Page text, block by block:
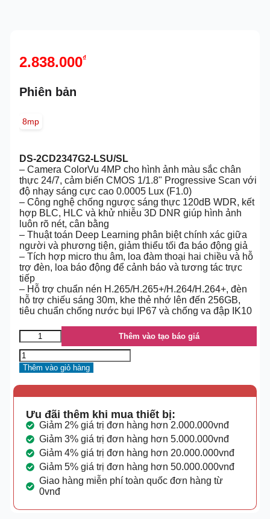
2.838.000₫
Phiên bản
8mp
DS-2CD2347G2-LSU/SL
– Camera ColorVu 4MP cho hình ảnh màu sắc chân
thực 24/7, cảm biến CMOS 1/1.8" Progressive Scan với
độ nhạy sáng cực cao 0.0005 Lux (F1.0)
– Công nghệ chống ngược sáng thực 120dB WDR, kết
hợp BLC, HLC và khử nhiễu 3D DNR giúp hình ảnh
luôn rõ nét, cân bằng
– Thuật toán Deep Learning phân biệt chính xác giữa
người và phương tiện, giảm thiểu tối đa báo động giả
– Tích hợp micro thu âm, loa đàm thoại hai chiều và hỗ
trợ đèn, loa báo động để cảnh báo và tương tác trực
tiếp
– Hỗ trợ chuẩn nén H.265/H.265+/H.264/H.264+, đèn
hỗ trợ chiếu sáng 30m, khe thẻ nhớ lên đến 256GB,
tiêu chuẩn chống nước bụi IP67 và chống va đập IK10
Thêm vào tạo báo giá
Thêm vào giỏ hàng
Ưu đãi thêm khi mua thiết bị:
Giảm 2% giá trị đơn hàng hơn 2.000.000vnđ
Giảm 3% giá trị đơn hàng hơn 5.000.000vnđ
Giảm 4% giá trị đơn hàng hơn 20.000.000vnđ
Giảm 5% giá trị đơn hàng hơn 50.000.000vnđ
Giao hàng miễn phí toàn quốc đơn hàng từ
0vnđ